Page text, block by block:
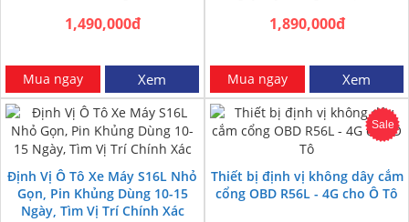
1,490,000đ
Mua ngay Xem
1,890,000đ
Mua ngay Xem
Định Vị Ô Tô Xe Máy S16L Nhỏ
Gọn, Pin Khủng Dùng 10-15
Ngày, Tìm Vị Trí Chính Xác
Sale
Thiết bị định vị không dây cắm
cổng OBD R56L - 4G cho Ô Tô